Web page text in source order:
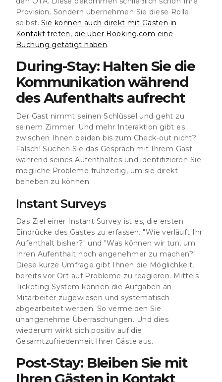
Provision. Sondern übernehmen Sie diese Rolle
selbst.Sie können auch direkt mit Gästen in
Kontakt treten, die über Booking.com eine
Buchung getätigt haben.
During-Stay: Halten Sie die
Kommunikation während
des Aufenthalts aufrecht
Der Gast nimmt seinen Schlüssel und geht zu
seinem Zimmer. Und mehr Interaktion gibt es
zwischen Ihnen beiden bis zum Check-out nicht?
Falsch! Suchen Sie das Gespräch mit Ihrem Gast
während seines Aufenthaltes und identifizieren Sie
mögliche Probleme frühzeitig, um sie direkt
beheben zu können.
Instant Surveys
Das Ziel einer Instant Survey ist es, die ersten
Eindrücke des Gastes zu erfassen. "Wie verläuft Ihr
Aufenthalt bisher?" und "Was können wir tun, um
Ihren Aufenthalt noch angenehmer zu machen?".
Diese kurze Umfrage gibt Ihnen die Möglichkeit,
bereits vor Ort auf Probleme zu reagieren. Mittels
Ticketing System können die Aufgaben an
Mitarbeiter zugewiesen und systematisch
abgearbeitet werden. So vermeiden Sie
unangenehme Überraschungen. Und dies
wiederum wirkt sich positiv auf die
Gesamtzufriedenheit Ihrer Gäste aus.
Post-Stay: Bleiben Sie mit
Ihren Gästen in Kontakt